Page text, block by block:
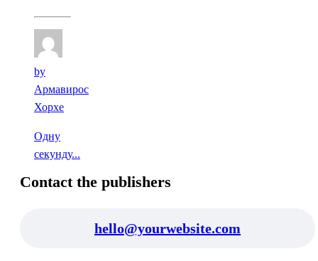
by
Армавирос
Хорхе
Одну
секунду...
Contact the publishers
hello@yourwebsite.com